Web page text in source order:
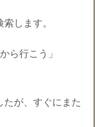
します。
ら行こう」
が、すぐにまた